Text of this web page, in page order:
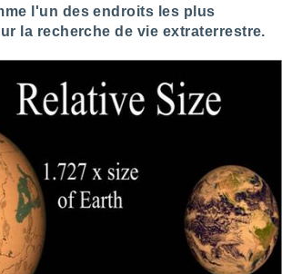
l'un des endroits les plus
la recherche de vie extraterrestre.